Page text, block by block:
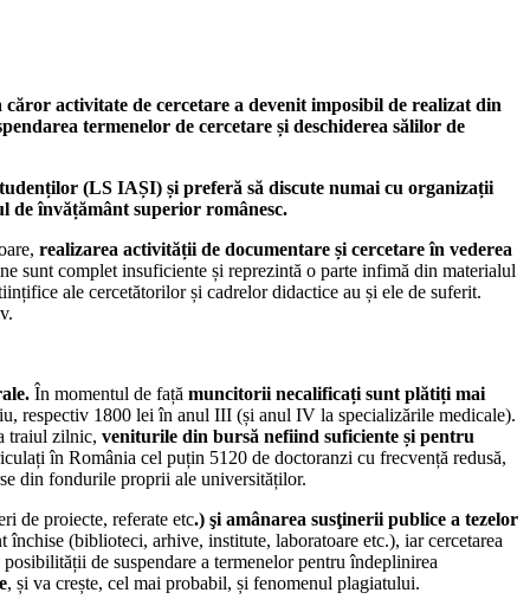
activitate de cercetare a devenit imposibil de realizat din
termenelor de cercetare și deschiderea sălilor de
(LS IAȘI) și preferă să discute numai cu organizații
de învățământ superior românesc.
realizarea activității de documentare și cercetare în vederea
sunt complet insuficiente și reprezintă o parte infimă din materialul
ale cercetătorilor și cadrelor didactice au și ele de suferit.
În momentul de față muncitorii necalificați sunt plătiți mai
respectiv 1800 lei în anul III (și anul IV la specializările medicale).
traiul zilnic, veniturile din bursă nefiind suficiente și pentru
în România cel puțin 5120 de doctoranzi cu frecvență redusă,
din fondurile proprii ale universităților.
de proiecte, referate etc.) şi amânarea susţinerii publice a tezelor
(biblioteci, arhive, institute, laboratoare etc.), iar cercetarea
de suspendare a termenelor pentru îndeplinirea
, și va crește, cel mai probabil, și fenomenul plagiatului.